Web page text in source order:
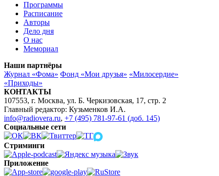
Программы
Расписание
Авторы
Дело дня
О нас
Мемориал
Наши партнёры
Журнал «Фома» Фонд «Мои друзья» «Милосердие»
«Приходы»
КОНТАКТЫ
107553, г. Москва, ул. Б. Черкизовская, 17, стр. 2
Главный редактор: Кузьменков И.А.
info@radiovera.ru, +7 (495) 781-97-61 (доб. 145)
Социальные сети
Стриминги
Приложение